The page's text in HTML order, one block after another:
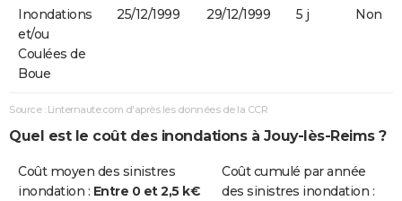
Inondations
et/ou
Coulées de
Boue
25/12/1999 29/12/1999 5 j Non
Source : Linternaute.com d'après les données de la CCR
Quel est le coût des inondations à Jouy-lès-Reims ?
Coût moyen des sinistres
inondation : Entre 0 et 2,5 k€
Coût cumulé par année
des sinistres inondation :